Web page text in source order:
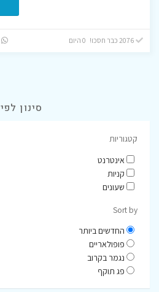
2076 כבר חסכו! 0 היום
סינון לפי
קטגוריות
אינטרנט
קניות
שעונים
Sort by
החדשים ביותר
פופולאריים
נגמר בקרוב
פג תוקף